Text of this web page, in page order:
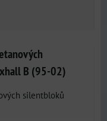
B (95-02)
silentbloků